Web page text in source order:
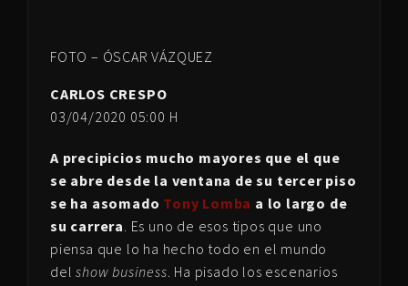
FOTO – ÓSCAR VÁZQUEZ
CARLOS CRESPO
03/04/2020 05:00 H
A precipicios mucho mayores que el que
se abre desde la ventana de su tercer piso
se ha asomado Tony Lomba a lo largo de
su carrera. Es uno de esos tipos que uno
piensa que lo ha hecho todo en el mundo
delshow business. Ha pisado los escenarios